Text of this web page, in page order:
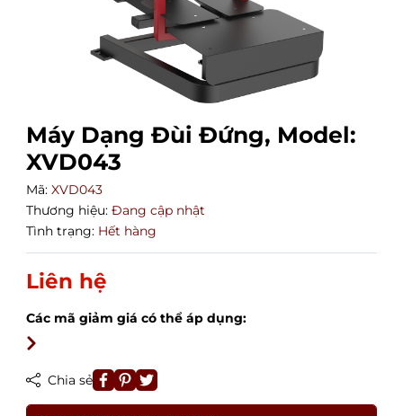
Máy Dạng Đùi Đứng, Model:
XVD043
Mã: XVD043
Thương hiệu: Đang cập nhật
Tình trạng: Hết hàng
Liên hệ
Các mã giảm giá có thể áp dụng:
Chia sẻ